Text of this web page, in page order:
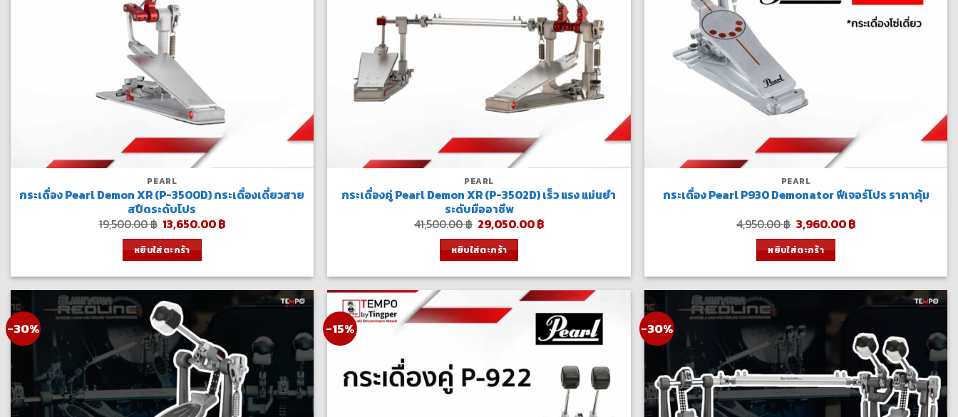
PEARL
กระเดื่อง Pearl Demon XR (P-3500D) กระเดื่องเดี่ยวสาย
สปีดระดับโปร
19,500.00฿ Original
price
was:
19,500.00 ฿.
13,650.00฿Current
หยิบใส่ตะกร้า
PEARL
กระเดื่องคู่ Pearl Demon XR (P-3502D) เร็ว แรง แม่นยำ
ระดับมืออาชีพ
41,500.00฿ Original
price
was:
41,500.00 ฿.
29,050.00฿Current
หยิบใส่ตะกร้า
PEARL
กระเดื่อง Pearl P930 Demonator ฟีเจอร์โปร ราคาคุ้ม
4,950.00฿ Original
price
was:
4,950.00 ฿.
3,960.00฿Current
หยิบใส่ตะกร้า
-30% -15% -30%